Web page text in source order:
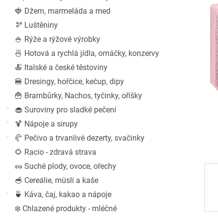
🍓 Džem, marmeláda a med
🫘 Luštěniny
🍚 Rýže a rýžové výrobky
🍜 Hotová a rychlá jídla, omáčky, konzervy
🍝 Italské a české těstoviny
🍔 Dresingy, hořčice, kečup, dipy
🍟 Brambůrky, Nachos, tyčinky, oříšky
🧁 Suroviny pro sladké pečení
🍹 Nápoje a sirupy
🥐 Pečivo a trvanlivé dezerty, svačinky
🌻 Racio - zdravá strava
🥜 Suché plody, ovoce, ořechy
🥣 Cereálie, müsli a kaše
🍵 Káva, čaj, kakao a nápoje
❄️ Chlazené produkty - mléčné